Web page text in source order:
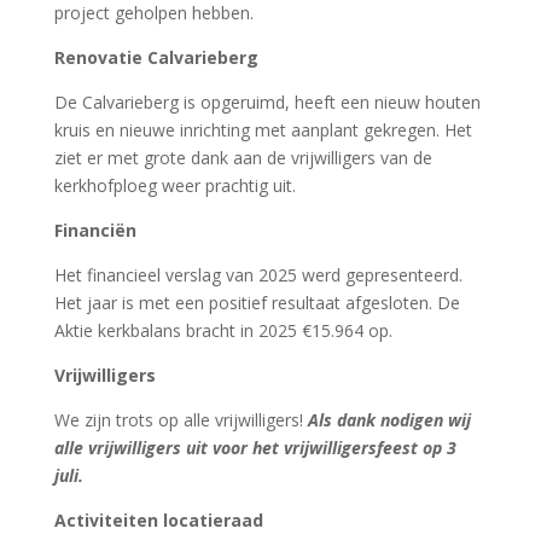
project geholpen hebben.
Renovatie Calvarieberg
De Calvarieberg is opgeruimd, heeft een nieuw houten
kruis en nieuwe inrichting met aanplant gekregen. Het
ziet er met grote dank aan de vrijwilligers van de
kerkhofploeg weer prachtig uit.
Financiën
Het financieel verslag van 2025 werd gepresenteerd.
Het jaar is met een positief resultaat afgesloten. De
Aktie kerkbalans bracht in 2025 €15.964 op.
Vrijwilligers
We zijn trots op alle vrijwilligers!Als dank nodigen wij
alle vrijwilligers uit voor het vrijwilligersfeest op 3
juli.
Activiteiten locatieraad